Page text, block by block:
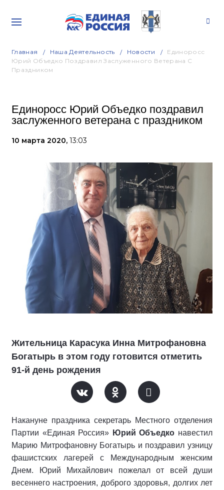
Главная Наша Деятельность Новости
Единоросс
Юрий Объедко Поздравил Заслуженного Ветерана С
Праздником
Единоросс Юрий Объедко поздравил
заслуженного ветерана с праздником
10 марта 2020, 13:03
Жительница Карасука Инна Митрофановна
Богатырь в этом году готовится отметить
91-й день рождения
Накануне праздника секретарь Местного отделения
Партии «Единая Россия» Юрий Объедко навестил
Марию Митрофановну Богатырь и поздравил узницу
фашистских лагерей с Международным женским
Днем. Юрий Михайлович пожелал от всей души
весеннего настроения, доброго здоровья, долгих лет